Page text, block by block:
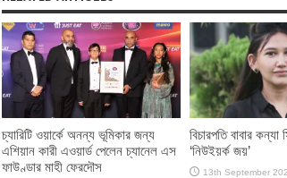
চ্যারিটি ওয়ার্কে অনন্য ভূমিকার জন্য
এশিয়ান কারী এওয়ার্ড পেলেন চ্যানেল এস
ফাউণ্ডার মাহী ফেরদৌস
বিচারপতি বাবার কন্যা
‘নিউইয়র্ক জয়’
13th September